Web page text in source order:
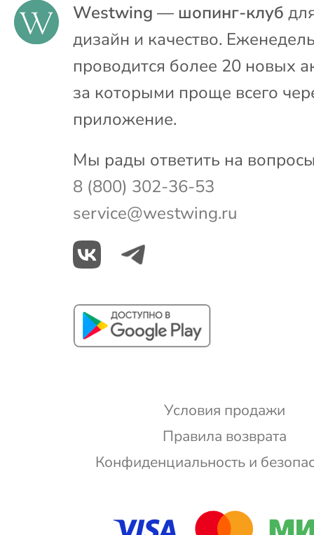
Westwing — шопинг-клуб
дизайн и качество.
проводится более 20 новых
за которыми проще всего
приложение.
Мы рады ответить на
8 (800) 302-36-53
service@westwing.ru
Условия продажи
Правила возврата
Конфиденциальность и